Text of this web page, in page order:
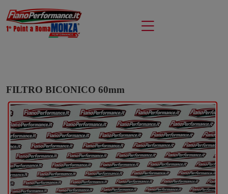
FILTRO BICONICO 60mm